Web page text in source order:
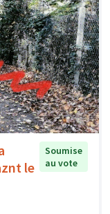
le
Soumise
au vote